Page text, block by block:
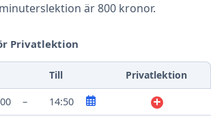
är 800 kronor.
Privatlektion
Till Privatlektion
– 14:50